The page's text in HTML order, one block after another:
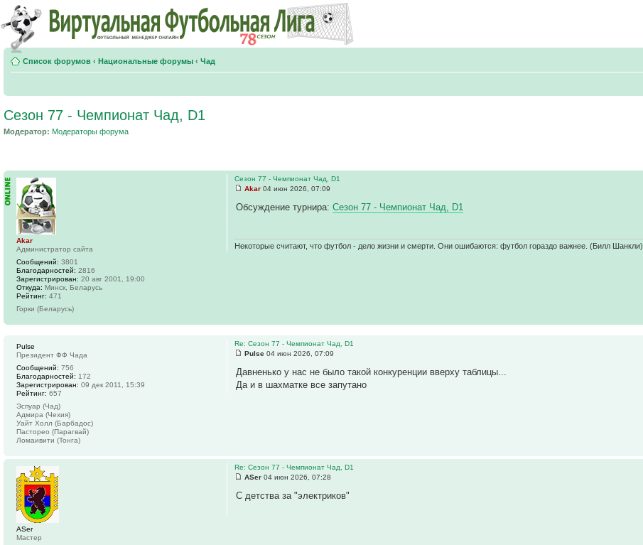
Список форумов ‹ Национальные форумы ‹ Чад
Сезон 77 - Чемпионат Чад, D1
Модератор: Модераторы форума
Сезон 77 - Чемпионат Чад, D1
Akar 04 июн 2026, 07:09
Обсуждение турнира:Сезон 77 - Чемпионат Чад, D1
Некоторые считают, что футбол - дело жизни и смерти. Они ошибаются: футбол гораздо важнее. (Билл Шанкли)
Akar
Администратор сайта
Сообщений: 3801
Благодарностей: 2816
Зарегистрирован: 20 авг 2001, 19:00
Откуда: Минск, Беларусь
Рейтинг: 471
Горки (Беларусь)
Re: Сезон 77 - Чемпионат Чад, D1
Pulse 04 июн 2026, 07:09
Давненько у нас не было такой конкуренции вверху таблицы...
Да и в шахматке все запутано
Pulse
Президент ФФ Чада
Сообщений: 756
Благодарностей: 172
Зарегистрирован: 09 дек 2011, 15:39
Рейтинг: 657
Эспуар (Чад)
Адмира (Чехия)
Уайт Холл (Барбадос)
Пасторео (Парагвай)
Ломаивити (Тонга)
Re: Сезон 77 - Чемпионат Чад, D1
ASer 04 июн 2026, 07:28
С детства за "электриков"
ASer
Мастер